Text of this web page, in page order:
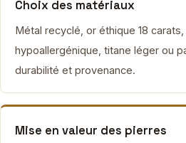
Choix des matériaux
Métal recyclé, or éthique 18 carats,
hypoallergénique, titane léger ou
durabilité et provenance.
Mise en valeur des pierres